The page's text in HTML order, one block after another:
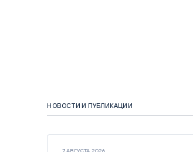
НОВОСТИ И ПУБЛИКАЦИИ
7 АВГУСТА 2026